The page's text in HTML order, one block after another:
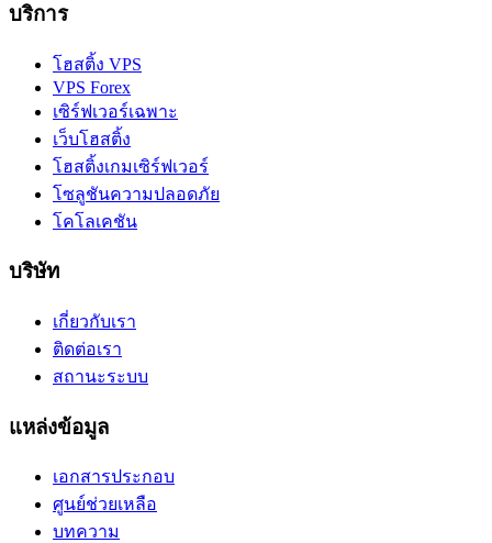
บริการ
โฮสติ้ง VPS
VPS Forex
เซิร์ฟเวอร์เฉพาะ
เว็บโฮสติ้ง
โฮสติ้งเกมเซิร์ฟเวอร์
โซลูชันความปลอดภัย
โคโลเคชัน
บริษัท
เกี่ยวกับเรา
ติดต่อเรา
สถานะระบบ
แหล่งข้อมูล
เอกสารประกอบ
ศูนย์ช่วยเหลือ
บทความ